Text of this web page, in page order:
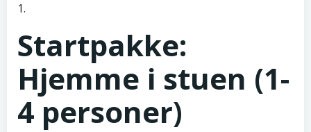
1.
Startpakke:
Hjemme i stuen (1-
4 personer)